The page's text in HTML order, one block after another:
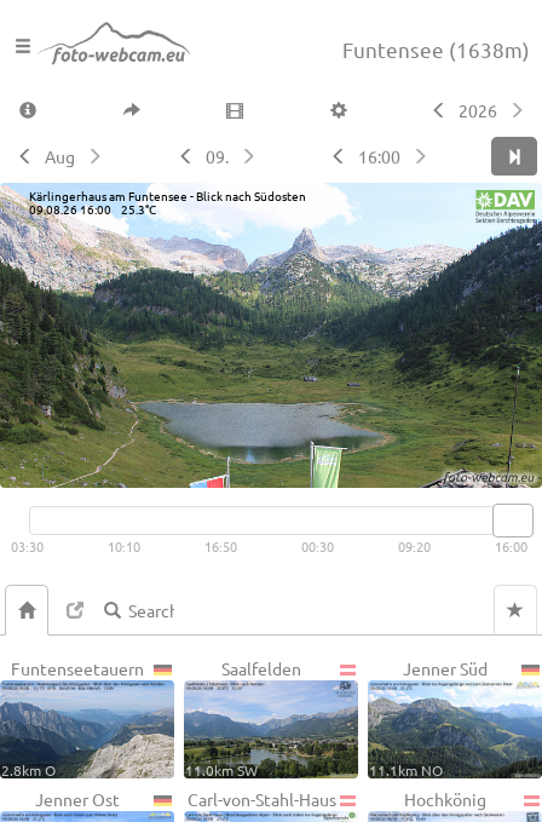
Funtensee (1638m)
2026
Aug 09. 16:00
Kärlingerhaus am Funtensee - Blick nach Südosten
09.08.26 16:00 25.3°C
Live video available → View
03:30 10:10 16:50 00:30 09:20 16:00
Funtenseetauern
2.8km O
Saalfelden
11.0km SW
Jenner Süd
11.1km NO
Jenner Ost Carl-von-Stahl-Haus Hochkönig